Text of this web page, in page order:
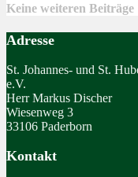
Keine weiteren Beiträge
Adresse
St. Johannes- und St.
e.V.
Herr Markus Discher
Wiesenweg 3
33106 Paderborn
Kontakt